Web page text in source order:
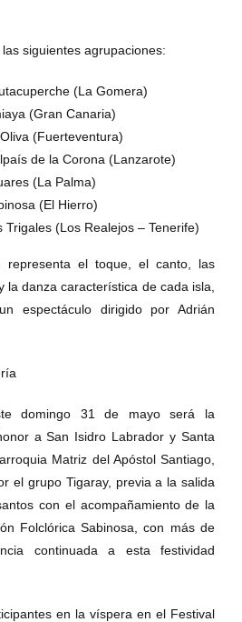
siguientes agrupaciones:
(La Gomera)
(Gran Canaria)
(Fuerteventura)
de la Corona (Lanzarote)
(La Palma)
(El Hierro)
(Los Realejos – Tenerife)
el toque, el canto, las
la danza característica de cada isla,
espectáculo dirigido por Adrián
domingo 31 de mayo será la
a San Isidro Labrador y Santa
Matriz del Apóstol Santiago,
el grupo Tigaray, previa a la salida
con el acompañamiento de la
Folclórica Sabinosa, con más de
continuada a esta festividad
en la víspera en el Festival